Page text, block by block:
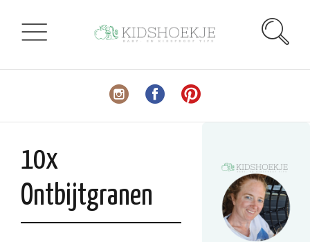
10x
Ontbijtgranen